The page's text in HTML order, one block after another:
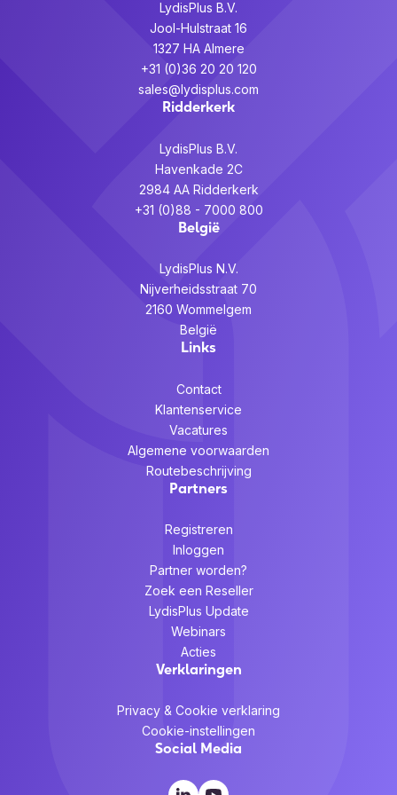
Yealink SIP-Bureautelefoons.
De standaard garantietermijn van Yealink
devices is 2 jaar. Met Lydis Premium Care
Wil je ook onze oplossingen
Meld je hier aan voor ons speciale partner
programma en wordt reseller van een van onze
195 mm
LydisPlus B.V.
Jool-Hulstraat 16
1327 HA Almere
+31 (0)36 20 20 120
sales@lydisplus.com
Ridderkerk
LydisPlus B.V.
Havenkade 2C
2984 AA Ridderkerk
+31 (0)88 - 7000 800
België
LydisPlus N.V.
Nijverheidsstraat 70
2160 Wommelgem
België
Links
Contact
Klantenservice
Vacatures
Algemene voorwaarden
Routebeschrijving
Partners
Registreren
Inloggen
Partner worden?
Zoek een Reseller
LydisPlus Update
Webinars
Acties
Verklaringen
Privacy & Cookie verklaring
Cookie-instellingen
Social Media